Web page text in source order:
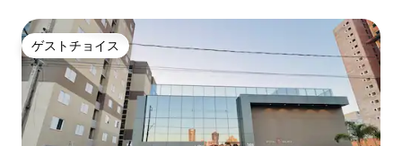
ゲストチョイス
ゲストチョイス